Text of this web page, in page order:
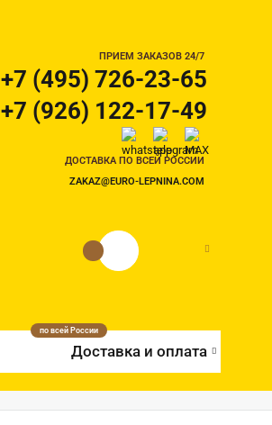
ПРИЕМ ЗАКАЗОВ 24/7
+7 (495) 726-23-65
+7 (926) 122-17-49
ДОСТАВКА ПО ВСЕЙ РОССИИ
ZAKAZ@EURO-LEPNINA.COM
Доставка и оплата
по всей России